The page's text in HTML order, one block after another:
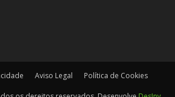
Aviso Legal Política de Cookies